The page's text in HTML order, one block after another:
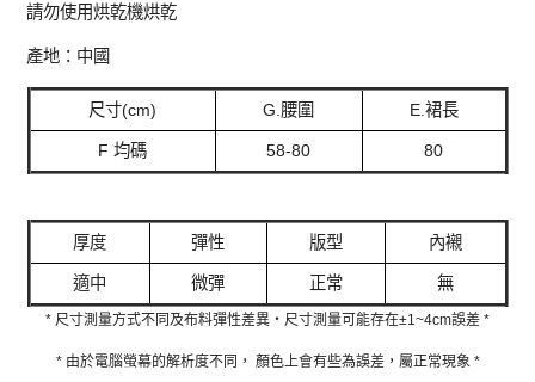
請勿使用烘乾機烘乾
產地：中國
尺寸(cm) G.腰圍 E.裙長
F 均碼 58-80 80
厚度 彈性 版型 內襯
適中 微彈 正常 無
* 尺寸測量方式不同及布料彈性差異‧尺寸測量可能存在±1~4cm誤差 *
* 由於電腦螢幕的解析度不同， 顏色上會有些為誤差，屬正常現象 *